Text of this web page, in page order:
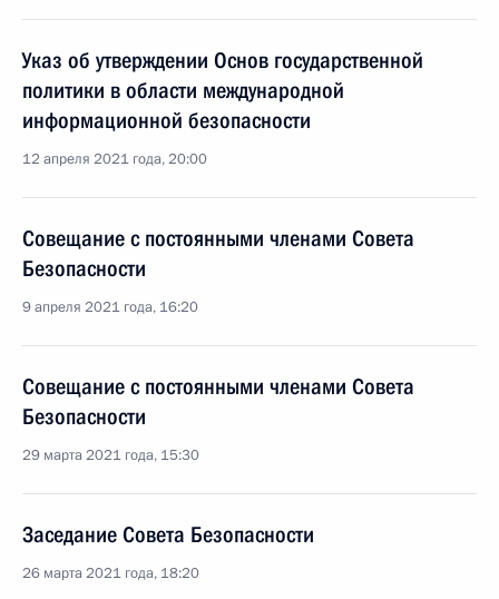
Указ об утверждении Основ государственной
политики в области международной
информационной безопасности
12 апреля 2021 года, 20:00
Совещание с постоянными членами Совета
Безопасности
9 апреля 2021 года, 16:20
Совещание с постоянными членами Совета
Безопасности
29 марта 2021 года, 15:30
Заседание Совета Безопасности
26 марта 2021 года, 18:20